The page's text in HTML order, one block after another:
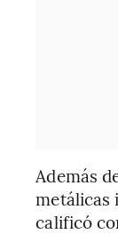
Además
metálicas
calificó